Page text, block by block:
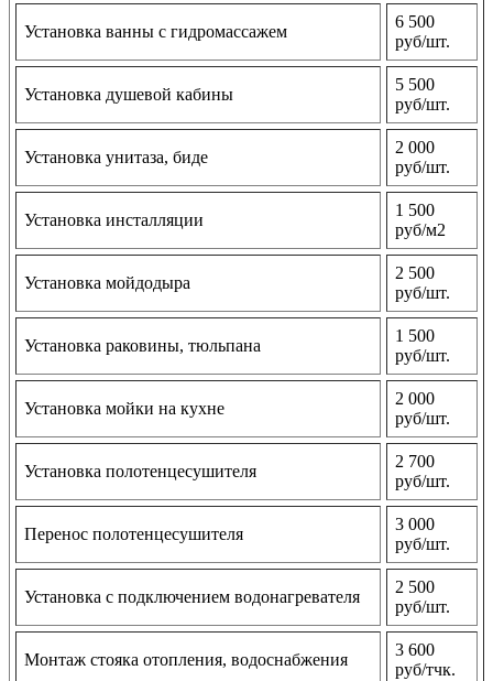
Установка ванны с гидромассажем
6 500
руб/шт.
Установка душевой кабины
5 500
руб/шт.
Установка унитаза, биде
2 000
руб/шт.
Установка инсталляции
1 500
руб/м2
Установка мойдодыра
2 500
руб/шт.
Установка раковины, тюльпана
1 500
руб/шт.
Установка мойки на кухне
2 000
руб/шт.
Установка полотенцесушителя
2 700
руб/шт.
Перенос полотенцесушителя
3 000
руб/шт.
Установка с подключением водонагревателя
2 500
руб/шт.
Монтаж стояка отопления, водоснабжения
3 600
руб/тчк.